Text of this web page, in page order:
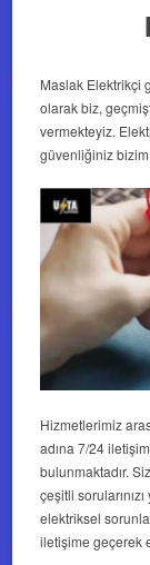
Maslak Elektrikçi
olarak biz,
vermekteyiz.
güvenliğiniz
Hizmetlerimiz
adına 7/24
bulunmaktadır.
çeşitli
elektriksel
iletişime geçerek